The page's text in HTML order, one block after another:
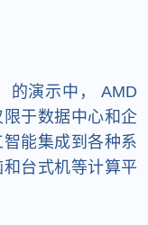
的演示中， AMD
于数据中心和企
能集成到各种系
台式机等计算平